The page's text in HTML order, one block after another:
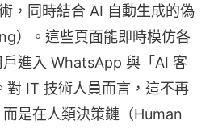
，同時結合 AI 自動生成的偽
）。這些頁面能即時模仿各
進入 WhatsApp 與「AI 客
對 IT 技術人員而言，這不再
是在人類決策鏈（Human